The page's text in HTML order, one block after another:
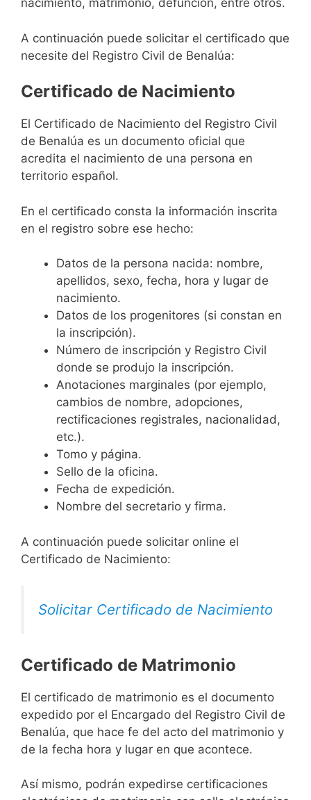
nacimiento, matrimonio, defunción, entre otros.
A continuación puede solicitar el certificado que
necesite del Registro Civil de Benalúa:
Certificado de Nacimiento
El Certificado de Nacimiento del Registro Civil
de Benalúa es un documento oficial que
acredita el nacimiento de una persona en
territorio español.
En el certificado consta la información inscrita
en el registro sobre ese hecho:
Datos de la persona nacida: nombre,
apellidos, sexo, fecha, hora y lugar de
nacimiento.
Datos de los progenitores (si constan en
la inscripción).
Número de inscripción y Registro Civil
donde se produjo la inscripción.
Anotaciones marginales (por ejemplo,
cambios de nombre, adopciones,
rectificaciones registrales, nacionalidad,
etc.).
Tomo y página.
Sello de la oficina.
Fecha de expedición.
Nombre del secretario y firma.
A continuación puede solicitar online el
Certificado de Nacimiento:
Solicitar Certificado de Nacimiento
Certificado de Matrimonio
El certificado de matrimonio es el documento
expedido por el Encargado del Registro Civil de
Benalúa, que hace fe del acto del matrimonio y
de la fecha hora y lugar en que acontece.
Así mismo, podrán expedirse certificaciones